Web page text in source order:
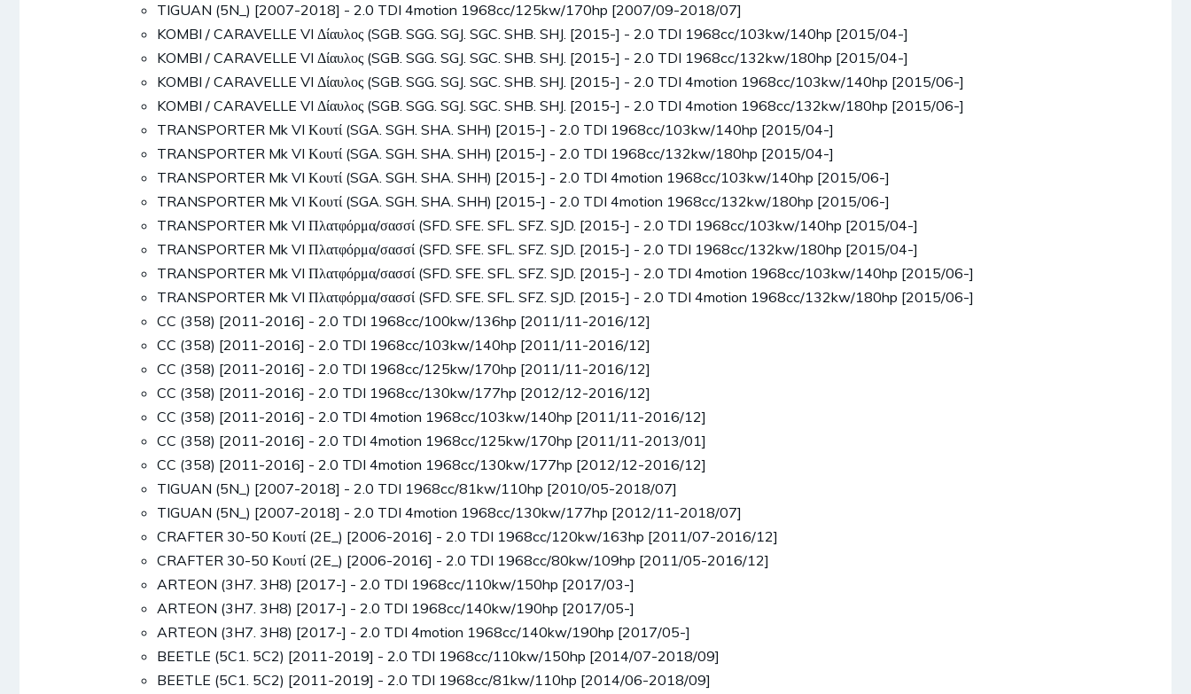
TIGUAN (5N_) [2007-2018] - 2.0 TDI 4motion 1968cc/125kw/170hp [2007/09-2018/07]
KOMBI / CARAVELLE VI Δίαυλος (SGB. SGG. SGJ. SGC. SHB. SHJ. [2015-] - 2.0 TDI 1968cc/103kw/140hp [2015/04-]
KOMBI / CARAVELLE VI Δίαυλος (SGB. SGG. SGJ. SGC. SHB. SHJ. [2015-] - 2.0 TDI 1968cc/132kw/180hp [2015/04-]
KOMBI / CARAVELLE VI Δίαυλος (SGB. SGG. SGJ. SGC. SHB. SHJ. [2015-] - 2.0 TDI 4motion 1968cc/103kw/140hp [2015/06-]
KOMBI / CARAVELLE VI Δίαυλος (SGB. SGG. SGJ. SGC. SHB. SHJ. [2015-] - 2.0 TDI 4motion 1968cc/132kw/180hp [2015/06-]
TRANSPORTER Mk VI Κουτί (SGA. SGH. SHA. SHH) [2015-] - 2.0 TDI 1968cc/103kw/140hp [2015/04-]
TRANSPORTER Mk VI Κουτί (SGA. SGH. SHA. SHH) [2015-] - 2.0 TDI 1968cc/132kw/180hp [2015/04-]
TRANSPORTER Mk VI Κουτί (SGA. SGH. SHA. SHH) [2015-] - 2.0 TDI 4motion 1968cc/103kw/140hp [2015/06-]
TRANSPORTER Mk VI Κουτί (SGA. SGH. SHA. SHH) [2015-] - 2.0 TDI 4motion 1968cc/132kw/180hp [2015/06-]
TRANSPORTER Mk VI Πλατφόρμα/σασσί (SFD. SFE. SFL. SFZ. SJD. [2015-] - 2.0 TDI 1968cc/103kw/140hp [2015/04-]
TRANSPORTER Mk VI Πλατφόρμα/σασσί (SFD. SFE. SFL. SFZ. SJD. [2015-] - 2.0 TDI 1968cc/132kw/180hp [2015/04-]
TRANSPORTER Mk VI Πλατφόρμα/σασσί (SFD. SFE. SFL. SFZ. SJD. [2015-] - 2.0 TDI 4motion 1968cc/103kw/140hp [2015/06-]
TRANSPORTER Mk VI Πλατφόρμα/σασσί (SFD. SFE. SFL. SFZ. SJD. [2015-] - 2.0 TDI 4motion 1968cc/132kw/180hp [2015/06-]
CC (358) [2011-2016] - 2.0 TDI 1968cc/100kw/136hp [2011/11-2016/12]
CC (358) [2011-2016] - 2.0 TDI 1968cc/103kw/140hp [2011/11-2016/12]
CC (358) [2011-2016] - 2.0 TDI 1968cc/125kw/170hp [2011/11-2016/12]
CC (358) [2011-2016] - 2.0 TDI 1968cc/130kw/177hp [2012/12-2016/12]
CC (358) [2011-2016] - 2.0 TDI 4motion 1968cc/103kw/140hp [2011/11-2016/12]
CC (358) [2011-2016] - 2.0 TDI 4motion 1968cc/125kw/170hp [2011/11-2013/01]
CC (358) [2011-2016] - 2.0 TDI 4motion 1968cc/130kw/177hp [2012/12-2016/12]
TIGUAN (5N_) [2007-2018] - 2.0 TDI 1968cc/81kw/110hp [2010/05-2018/07]
TIGUAN (5N_) [2007-2018] - 2.0 TDI 4motion 1968cc/130kw/177hp [2012/11-2018/07]
CRAFTER 30-50 Κουτί (2E_) [2006-2016] - 2.0 TDI 1968cc/120kw/163hp [2011/07-2016/12]
CRAFTER 30-50 Κουτί (2E_) [2006-2016] - 2.0 TDI 1968cc/80kw/109hp [2011/05-2016/12]
ARTEON (3H7. 3H8) [2017-] - 2.0 TDI 1968cc/110kw/150hp [2017/03-]
ARTEON (3H7. 3H8) [2017-] - 2.0 TDI 1968cc/140kw/190hp [2017/05-]
ARTEON (3H7. 3H8) [2017-] - 2.0 TDI 4motion 1968cc/140kw/190hp [2017/05-]
BEETLE (5C1. 5C2) [2011-2019] - 2.0 TDI 1968cc/110kw/150hp [2014/07-2018/09]
BEETLE (5C1. 5C2) [2011-2019] - 2.0 TDI 1968cc/81kw/110hp [2014/06-2018/09]